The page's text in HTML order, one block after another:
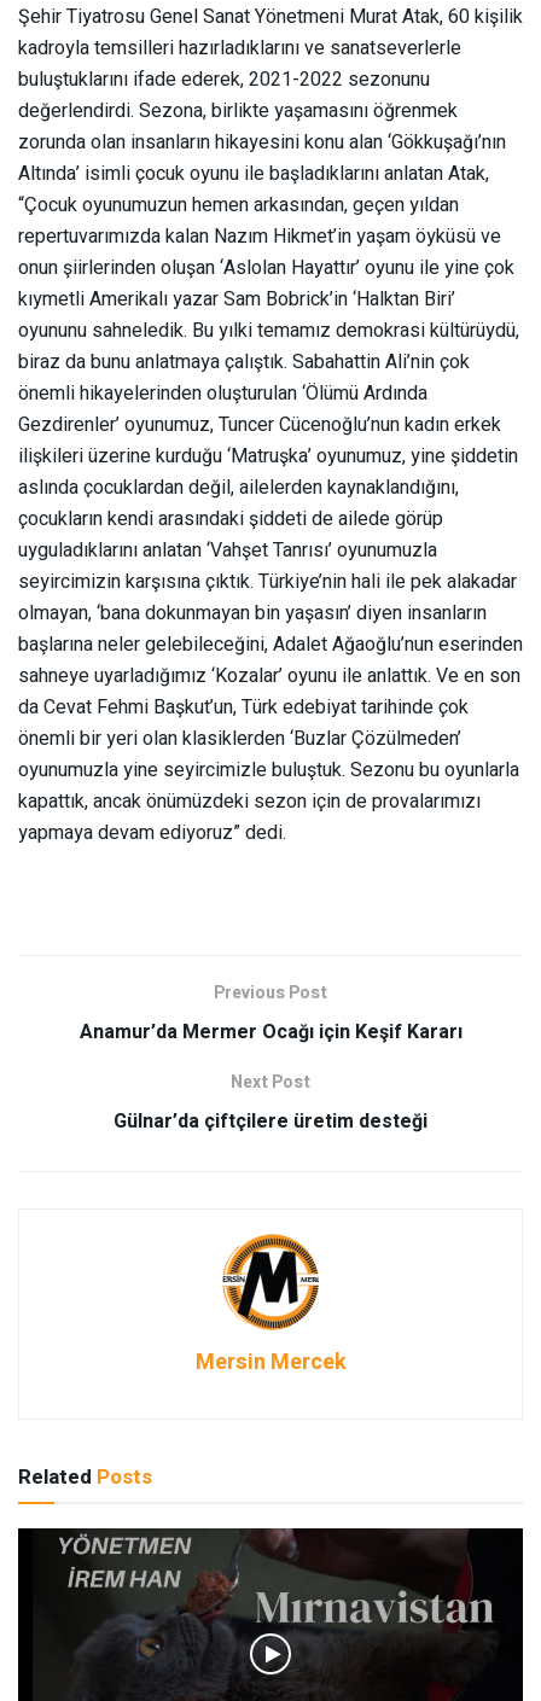
Şehir Tiyatrosu Genel Sanat Yönetmeni Murat Atak, 60 kişilik
kadroyla temsilleri hazırladıklarını ve sanatseverlerle
buluştuklarını ifade ederek, 2021-2022 sezonunu
değerlendirdi. Sezona, birlikte yaşamasını öğrenmek
zorunda olan insanların hikayesini konu alan ‘Gökkuşağı’nın
Altında’ isimli çocuk oyunu ile başladıklarını anlatan Atak,
“Çocuk oyunumuzun hemen arkasından, geçen yıldan
repertuvarımızda kalan Nazım Hikmet’in yaşam öyküsü ve
onun şiirlerinden oluşan ‘Aslolan Hayattır’ oyunu ile yine çok
kıymetli Amerikalı yazar Sam Bobrick’in ‘Halktan Biri’
oyununu sahneledik. Bu yılki temamız demokrasi kültürüydü,
biraz da bunu anlatmaya çalıştık. Sabahattin Ali’nin çok
önemli hikayelerinden oluşturulan ‘Ölümü Ardında
Gezdirenler’ oyunumuz, Tuncer Cücenoğlu’nun kadın erkek
ilişkileri üzerine kurduğu ‘Matruşka’ oyunumuz, yine şiddetin
aslında çocuklardan değil, ailelerden kaynaklandığını,
çocukların kendi arasındaki şiddeti de ailede görüp
uyguladıklarını anlatan ‘Vahşet Tanrısı’ oyunumuzla
seyircimizin karşısına çıktık. Türkiye’nin hali ile pek alakadar
olmayan, ‘bana dokunmayan bin yaşasın’ diyen insanların
başlarına neler gelebileceğini, Adalet Ağaoğlu’nun eserinden
sahneye uyarladığımız ‘Kozalar’ oyunu ile anlattık. Ve en son
da Cevat Fehmi Başkut’un, Türk edebiyat tarihinde çok
önemli bir yeri olan klasiklerden ‘Buzlar Çözülmeden’
oyunumuzla yine seyircimizle buluştuk. Sezonu bu oyunlarla
kapattık, ancak önümüzdeki sezon için de provalarımızı
yapmaya devam ediyoruz” dedi.
Previous Post
Anamur’da Mermer Ocağı için Keşif Kararı
Next Post
Gülnar’da çiftçilere üretim desteği
Mersin Mercek
Related Posts